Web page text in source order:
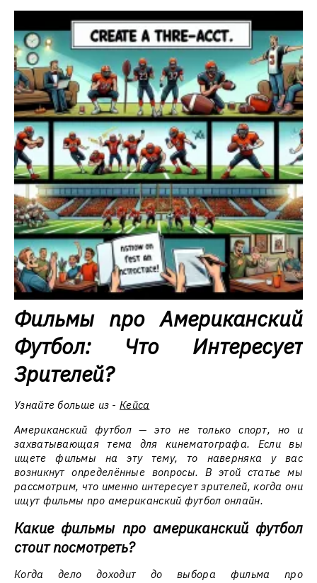
Фильмы про Американский
Футбол: Что Интересует
Зрителей?
Узнайте больше из - Кейса
Американский футбол — это не только спорт, но и
захватывающая тема для кинематографа. Если вы
ищете фильмы на эту тему, то наверняка у вас
возникнут определённые вопросы. В этой статье мы
рассмотрим, что именно интересует зрителей, когда они
ищут фильмы про американский футбол онлайн.
Какие фильмы про американский футбол
стоит посмотреть?
Когда дело доходит до выбора фильма про